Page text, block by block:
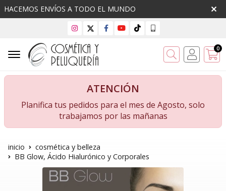
HACEMOS ENVÍOS A TODO EL MUNDO
Buscar 0
ATENCIÓN
Planifica tus pedidos para el mes de Agosto, solo
trabajamos por las mañanas
inicio
cosmética y belleza
BB Glow, Ácido Hialurónico y Corporales